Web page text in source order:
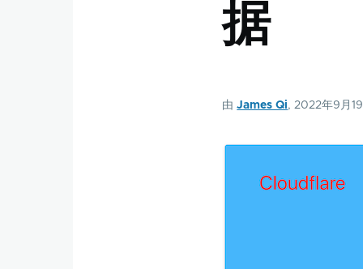
据
由James Qi, 2022年9月